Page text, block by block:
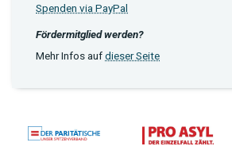
Spenden via PayPal
Fördermitglied werden?
Mehr Infos aufdieser Seite